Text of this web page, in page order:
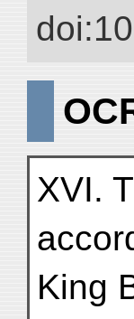
XVI.
King